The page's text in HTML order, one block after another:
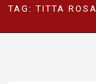
TAG:TITTA ROSA